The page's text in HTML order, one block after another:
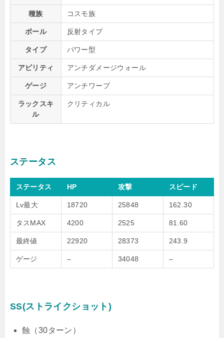
種族 コスモ族
ボール 反射タイプ
タイプ パワー型
アビリティ アンチダメージウォール
ゲージ アンチワープ
ラックスキ
ル
クリティカル
ステータス
ステータス HP 攻撃 スピード
Lv最大 18720 25848 162.30
タスMAX 4200 2525 81.60
最終値 22920 28373 243.9
ゲージ – 34048 –
SS(ストライクショット)
蝕（30ターン）